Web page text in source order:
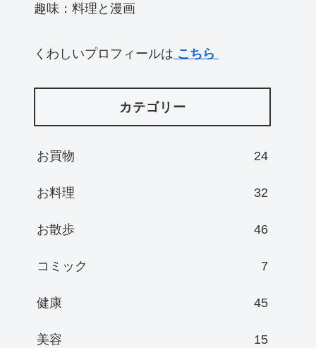
趣味：料理と漫画
くわしいプロフィールは こちら
カテゴリー
お買物 24
お料理 32
お散歩 46
コミック 7
健康 45
美容 15